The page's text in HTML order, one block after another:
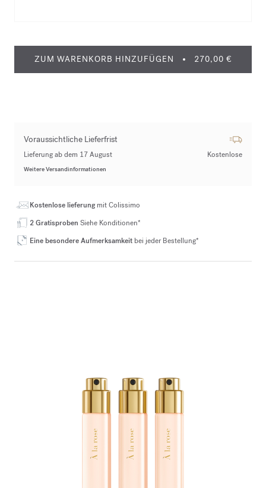
ZUM WARENKORB HINZUFÜGEN 270,00 €
Voraussichtliche Lieferfrist
Lieferung ab dem 17 August Kostenlose
Weitere Versandinformationen
Kostenlose lieferungmit Colissimo
2 Gratisproben Siehe Konditionen*
Eine besondere Aufmerksamkeit bei jeder Bestellung*